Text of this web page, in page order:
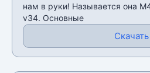
нам в руки! Называется она
v34. Основные
Скачать